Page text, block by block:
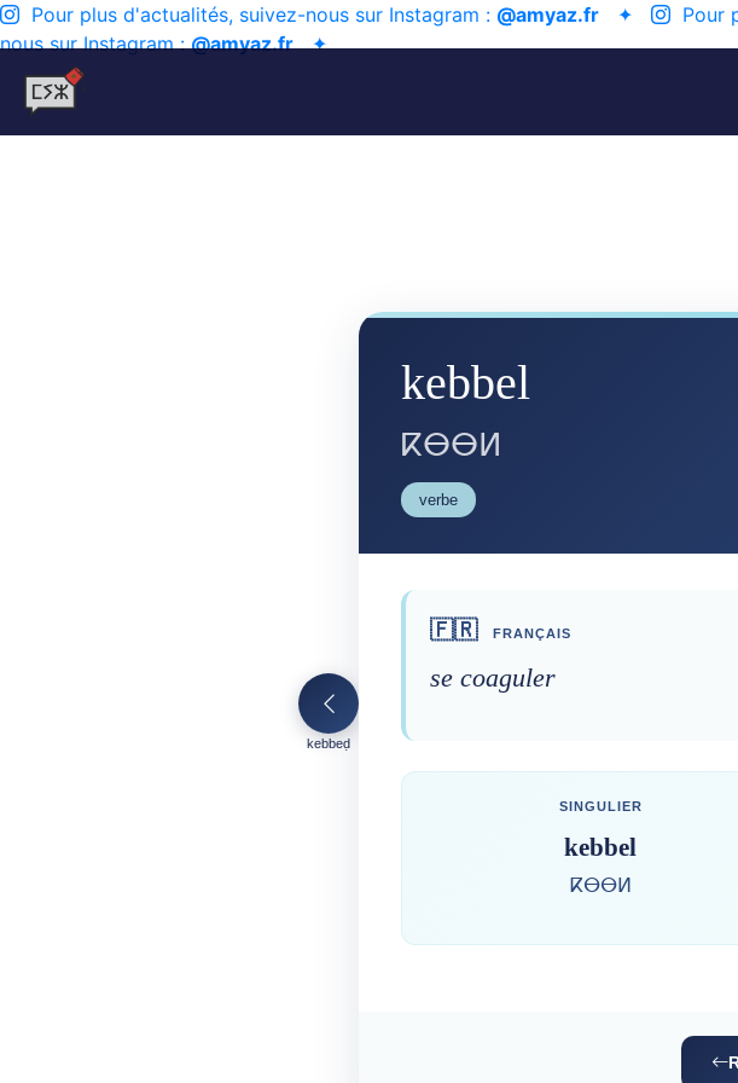
Pour plus d'actualités, suivez-nous sur Instagram : @amyaz.fr ✦ Pour
nous sur Instagram :@amyaz.fr✦
kebbeḍ
kebbel
ⴽⴱⴱⵍ
verbe
🇫🇷 FRANÇAIS
se coaguler
SINGULIER
kebbel
ⴽⴱⴱⵍ